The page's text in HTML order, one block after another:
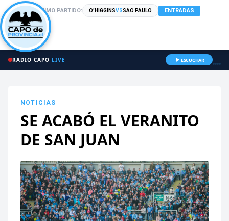
PRÓXIMO PARTIDO: O'HIGGINSVSSAO PAULO ENTRADAS
RADIO CAPO LIVE ESCUCHAR
NOTICIAS
SE ACABÓ EL VERANITO
DE SAN JUAN